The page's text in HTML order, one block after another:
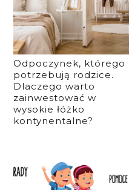
Odpoczynek, którego
potrzebują rodzice.
Dlaczego warto
zainwestować w
wysokie łóżko
kontynentalne?